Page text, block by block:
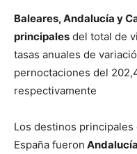
Baleares, Andalucía y
principales del total de
tasas anuales de
pernoctaciones del
respectivamente
Los destinos
España fueron